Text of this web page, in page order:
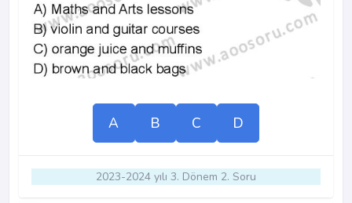
A B C D
2023-2024 yılı 3. Dönem 2. Soru